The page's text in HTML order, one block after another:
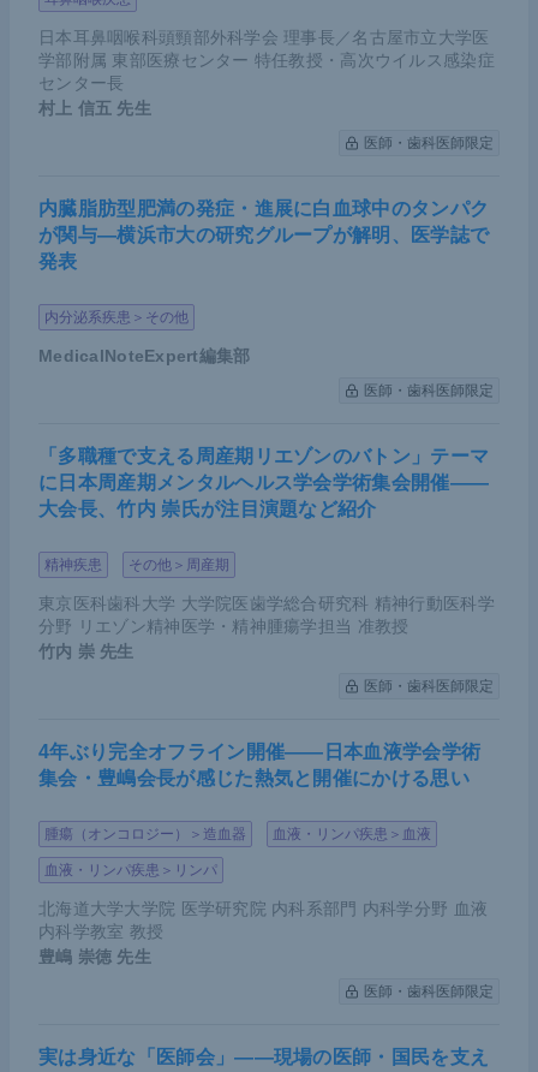
日本耳鼻咽喉科頭頸部外科学会 理事長／名古屋市立大学医
学部附属 東部医療センター 特任教授・高次ウイルス感染症
センター長
村上 信五 先生
医師・歯科医師限定
内臓脂肪型肥満の発症・進展に白血球中のタンパク
が関与―横浜市大の研究グループが解明、医学誌で
発表
内分泌系疾患＞その他
MedicalNoteExpert編集部
医師・歯科医師限定
「多職種で支える周産期リエゾンのバトン」テーマ
に日本周産期メンタルヘルス学会学術集会開催――
大会長、竹内 崇氏が注目演題など紹介
精神疾患 その他＞周産期
東京医科歯科大学 大学院医歯学総合研究科 精神行動医科学
分野 リエゾン精神医学・精神腫瘍学担当 准教授
竹内 崇 先生
医師・歯科医師限定
4年ぶり完全オフライン開催――日本血液学会学術
集会・豊嶋会長が感じた熱気と開催にかける思い
腫瘍（オンコロジー）＞造血器 血液・リンパ疾患＞血液
血液・リンパ疾患＞リンパ
北海道大学大学院 医学研究院 内科系部門 内科学分野 血液
内科学教室 教授
豊嶋 崇徳 先生
医師・歯科医師限定
実は身近な「医師会」――現場の医師・国民を支え